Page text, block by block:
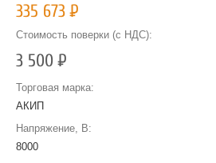
335 673Р
Стоимость поверки (с НДС):
3 500Р
Торговая марка:
АКИП
Напряжение, В:
8000